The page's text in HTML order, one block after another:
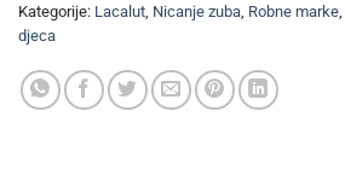
Kategorije: Lacalut Nicanje zuba Robne marke
djeca